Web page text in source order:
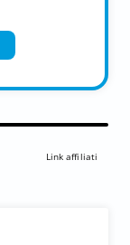
Link affiliati